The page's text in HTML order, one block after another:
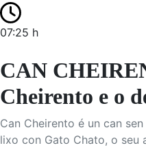
07:25 h
CAN
Cheirento e o
Can Cheirento é un can
lixo con Gato Chato, o seu